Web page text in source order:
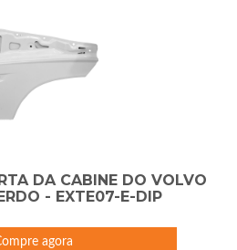
DA CABINE DO VOLVO
- EXTE07-E-DIP
agora